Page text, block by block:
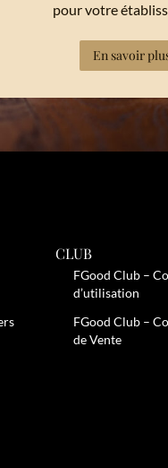
pour votre
En savoir
CLUB
FGood Club –
d’utilisation
FGood Club –
de Vente